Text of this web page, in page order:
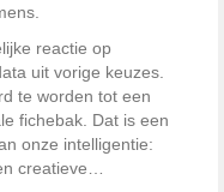
reactie op
uit vorige keuzes.
te worden tot een
fichebak. Dat is een
onze intelligentie:
creatieve…